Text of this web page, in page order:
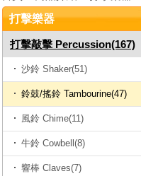
打擊樂器
打擊敲擊 Percussion(167)
沙鈴 Shaker(51)
鈴鼓/搖鈴 Tambourine(47)
風鈴 Chime(11)
牛鈴 Cowbell(8)
響棒 Claves(7)